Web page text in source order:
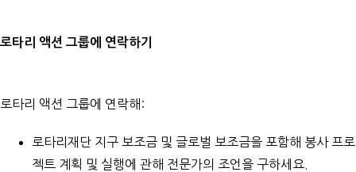
로타리 액션 그룹에 연락하기
로타리 액션 그룹에 연락해:
로타리재단 지구 보조금 및 글로벌 보조금을 포함해 봉사 프로
젝트 계획 및 실행에 관해 전문가의 조언을 구하세요.